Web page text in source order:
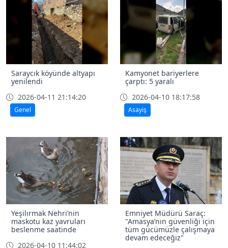
Saraycık köyünde altyapı
yenilendi
2026-04-11 21:14:20
Genel
Kamyonet bariyerlere
çarptı: 5 yaralı
2026-04-10 18:17:58
Asayiş
Yeşilırmak Nehri’nin
maskotu kaz yavruları
beslenme saatinde
2026-04-10 11:44:02
Emniyet Müdürü Saraç:
"Amasya’nın güvenliği için
tüm gücümüzle çalışmaya
devam edeceğiz"